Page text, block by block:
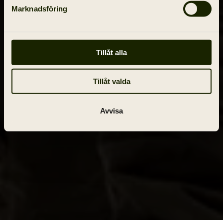
Marknadsföring
Tillåt alla
Tillåt valda
Avvisa